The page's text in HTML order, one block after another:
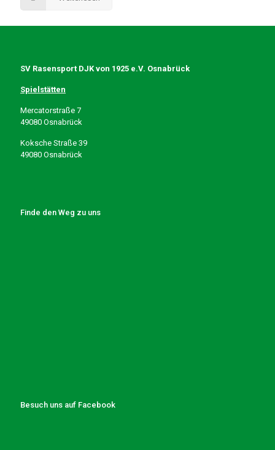
SV Rasensport DJK von 1925 e.V. Osnabrück
Spielstätten
Mercatorstraße 7
49080 Osnabrück
Koksche Straße 39
49080 Osnabrück
Finde den Weg zu uns
Besuch uns auf Facebook